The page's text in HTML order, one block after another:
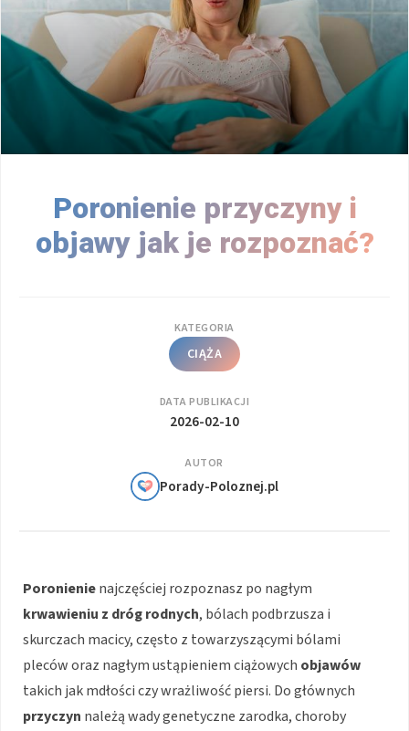
Poronienie przyczyny i
objawy jak je rozpoznać?
KATEGORIA
CIĄŻA
DATA PUBLIKACJI
2026-02-10
AUTOR
Porady-Poloznej.pl
Poronienienajczęściej rozpoznasz po nagłym
krwawieniu z dróg rodnych, bólach podbrzusza i
skurczach macicy, często z towarzyszącymi bólami
pleców oraz nagłym ustąpieniem ciążowych objawów
takich jak mdłości czy wrażliwość piersi. Do głównych
przyczyn należą wady genetyczne zarodka, choroby